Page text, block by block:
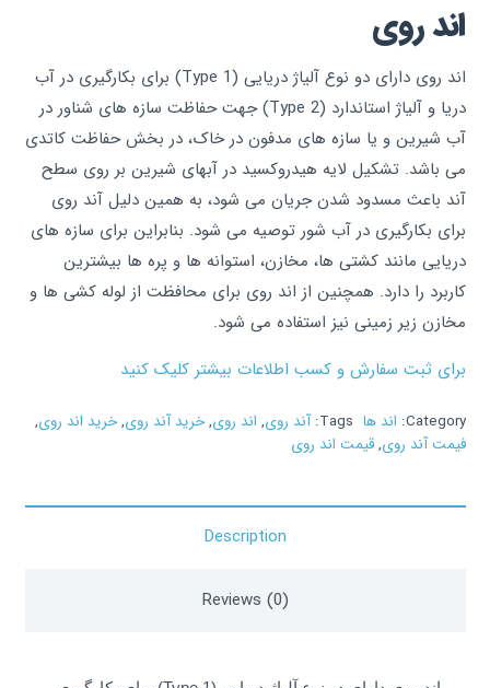
اند روی
اند روی دارای دو نوع آلیاژ دریایی (Type 1) برای بکارگیری در آب
دریا و آلیاژ استاندارد (Type 2) جهت حفاظت سازه های شناور در
آب شیرین و یا سازه های مدفون در خاک، در بخش حفاظت کاتدی
می باشد. تشکیل لایه هیدروکسید در آبهای شیرین بر روی سطح
آند باعث مسدود شدن جریان می شود، به همین دلیل آند روی
برای بکارگیری در آب شور توصیه می شود. بنابراین برای سازه های
دریایی مانند کشتی ها، مخازن، استوانه ها و پره ها بیشترین
کاربرد را دارد. همچنین از اند روی برای محافظت از لوله کشی ها و
مخازن زیر زمینی نیز استفاده می شود.
برای ثبت سفارش و کسب اطلاعات بیشتر کلیک کنید
Category: اند ها Tags: آند روی, اند روی,خرید آند روی,خرید اند روی,
فیمت آند روی,قیمت اند روی
Description
Reviews (0)